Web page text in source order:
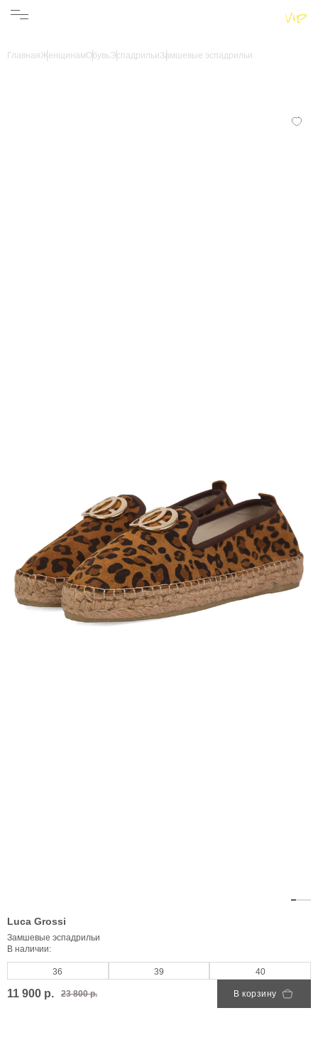
Информация
ГлавнаяЖенщинамОбувьЭспадрильиЗамшевые эспадрильи
Luca Grossi
Замшевые эспадрильи
В наличии:
36 39 40
11 900 р. 23 800 р. В корзину